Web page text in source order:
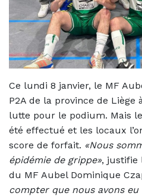
Ce lundi 8 janvier, le MF
P2A de la province de Liège
lutte pour le podium. Mais
été effectué et les locaux
score de forfait. «Nous
épidémie de grippe», justifie
du MF Aubel Dominique
compter que nous avons eu